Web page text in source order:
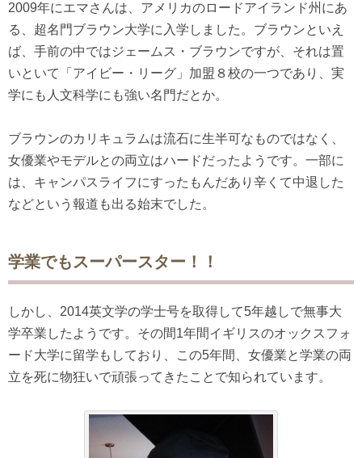
2009年にエマさんは、アメリカのロードアイランド州にあ
る、超名門ブラウン大学に入学しました。ブラウンといえ
ば、手前の中ではジェームス・ブラウンですが、それは置
いといて「アイビー・リーグ」加盟８校の一つであり、実
学にも人文科学にも強い名門だとか。
ブラウンのカリキュラムは流石に生半可なものではなく、
女優業やモデルとの両立はハードだったようです。一部に
は、キャンパスライフにすったもんだあり辛くて中退した
などという報道も出る始末でした。
学業でもスーパースター！！
しかし、2014英文学の学士号を取得して5年越しで無事大
学卒業したようです。その間1年間イギリスのオックスフォ
ード大学に留学もしており、この5年間、女優業と学業の両
立を死に物狂いで頑張ってきたことで知られています。